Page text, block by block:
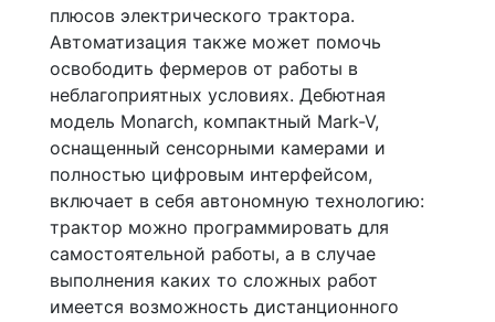
плюсов электрического трактора.
Автоматизация также может помочь
освободить фермеров от работы в
неблагоприятных условиях. Дебютная
модель Monarch, компактный Mark-V,
оснащенный сенсорными камерами и
полностью цифровым интерфейсом,
включает в себя автономную технологию:
трактор можно программировать для
самостоятельной работы, а в случае
выполнения каких то сложных работ
имеется возможность дистанционного